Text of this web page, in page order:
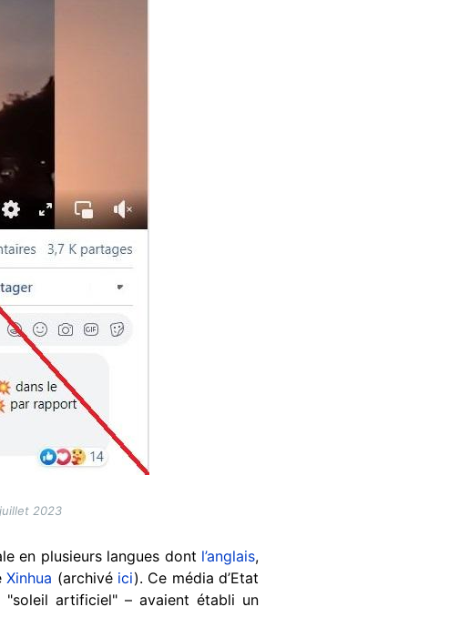
2023
en plusieurs langues dont l’anglais,
Xinhua (archivé ici). Ce média d’Etat
artificiel" – avaient établi un